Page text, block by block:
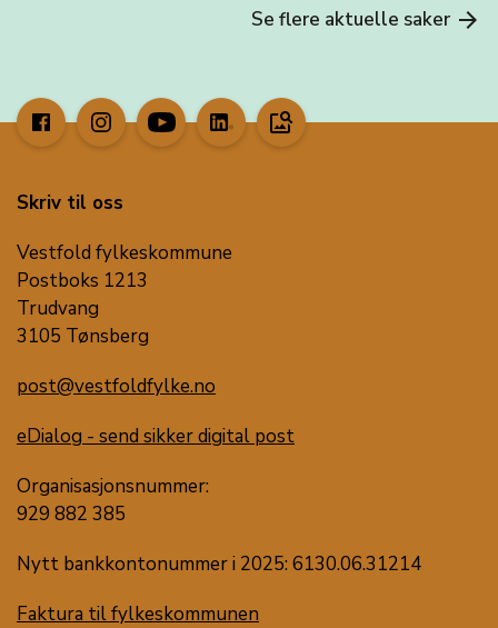
Se flere aktuelle saker arrow_forward
image_search
Skriv til oss
Vestfold fylkeskommune
Postboks 1213
Trudvang
3105 Tønsberg
post@vestfoldfylke.no
eDialog - send sikker digital post
Organisasjonsnummer:
929 882 385
Nytt bankkontonummer i 2025: 6130.06.31214
Faktura til fylkeskommunen